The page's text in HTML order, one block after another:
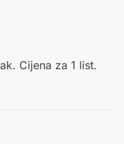
Cijena za 1 list.